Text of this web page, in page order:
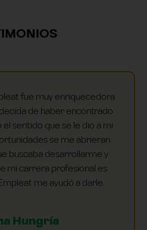
fue muy enriquecedora
de haber encontrado
sentido que se le dio a mi
se me abrieran
buscaba desarrollarme y
mi carrera profesional es
me ayudó a darle.
Hungría